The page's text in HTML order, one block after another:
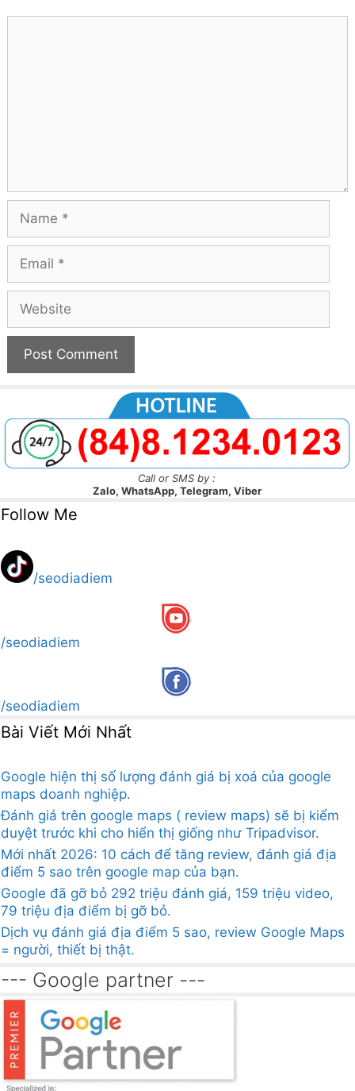
Call or SMS by :
Zalo, WhatsApp, Telegram, Viber
Follow Me
/seodiadiem
/seodiadiem
/seodiadiem
Bài Viết Mới Nhất
Google hiện thị số lượng đánh giá bị xoá của google
maps doanh nghiệp.
Đánh giá trên google maps ( review maps) sẽ bị kiểm
duyệt trước khi cho hiển thị giống như Tripadvisor.
Mới nhất 2026: 10 cách để tăng review, đánh giá địa
điểm 5 sao trên google map của bạn.
Google đã gỡ bỏ 292 triệu đánh giá, 159 triệu video,
79 triệu địa điểm bị gỡ bỏ.
Dịch vụ đánh giá địa điểm 5 sao, review Google Maps
= người, thiết bị thật.
--- Google partner ---